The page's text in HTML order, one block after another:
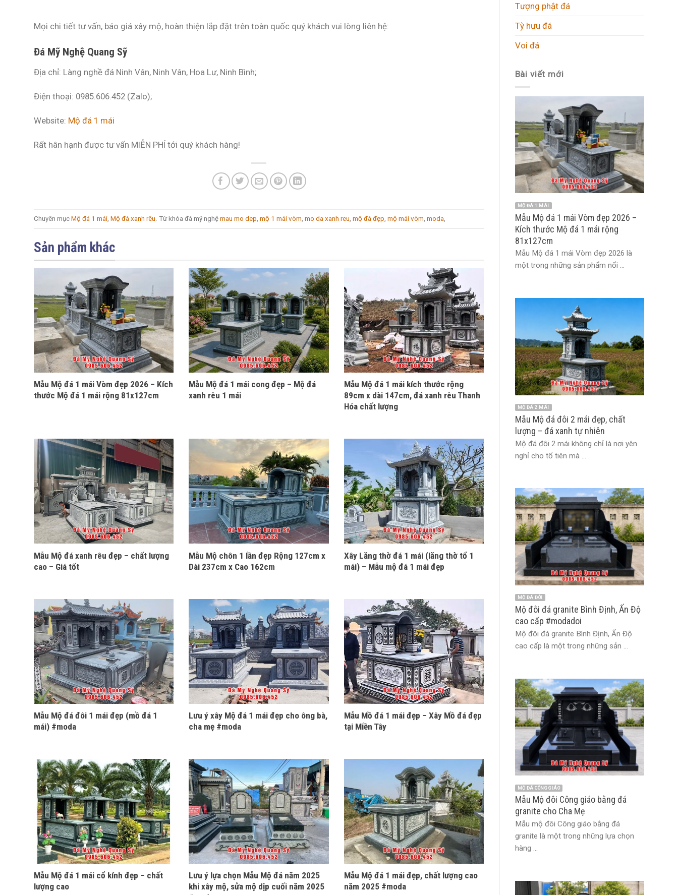
Mọi chi tiết tư vấn, báo giá xây mộ, hoàn thiện lắp đặt trên toàn quốc quý khách vui lòng liên hệ:
Đá Mỹ Nghệ Quang Sỹ
Địa chỉ: Làng nghề đá Ninh Vân, Ninh Vân, Hoa Lư, Ninh Bình;
Điện thoại: 0985.606.452 (Zalo);
Website: Mộ đá 1 mái
Rất hân hạnh được tư vấn MIỄN PHÍ tới quý khách hàng!
Chuyên mục Mộ đá 1 mái Mộ đá xanh rêu . Từ khóa đá mỹ nghệ mau mo dep mộ 1 mái vòm mo da xanh reu mộ đá đẹp mộ mái vòm moda
Sản phẩm khác
Mẫu Mộ đá 1 mái Vòm đẹp 2026 – Kích
thước Mộ đá 1 mái rộng 81x127cm
Mẫu Mộ đá 1 mái cong đẹp – Mộ đá
xanh rêu 1 mái
Mẫu Mộ đá 1 mái kích thước rộng
89cm x dài 147cm, đá xanh rêu Thanh
Hóa chất lượng
Mẫu Mộ đá xanh rêu đẹp – chất lượng
cao – Giá tốt
Mẫu Mộ chôn 1 lần đẹp Rộng 127cm x
Dài 237cm x Cao 162cm
Xây Lăng thờ đá 1 mái (lăng thờ tổ 1
mái) – Mẫu mộ đá 1 mái đẹp
Mẫu Mộ đá đôi 1 mái đẹp (mồ đá 1
mái) #moda
Lưu ý xây Mộ đá 1 mái đẹp cho ông bà,
cha mẹ #moda
Mẫu Mồ đá 1 mái đẹp – Xây Mồ đá đẹp
tại Miền Tây
Mẫu Mộ đá 1 mái cổ kính đẹp – chất
lượng cao
Lưu ý lựa chọn Mẫu Mộ đá năm 2025
khi xây mộ, sửa mộ dịp cuối năm 2025
Mẫu Mộ đá 1 mái đẹp, chất lượng cao
năm 2025 #moda
Tượng phật đá
Tỳ hưu đá
Voi đá
Bài viết mới
MỘ ĐÁ 1 MÁI
Mẫu Mộ đá 1 mái Vòm đẹp 2026 –
Kích thước Mộ đá 1 mái rộng
81x127cm
Mẫu Mộ đá 1 mái Vòm đẹp 2026 là
một trong những sản phẩm nổi ...
MỘ ĐÁ 2 MÁI
Mẫu Mộ đá đôi 2 mái đẹp, chất
lượng – đá xanh tự nhiên
Mộ đá đôi 2 mái không chỉ là nơi yên
nghỉ cho tổ tiên mà ...
MỘ ĐÁ ĐÔI
Mộ đôi đá granite Bình Định, Ấn Độ
cao cấp #modadoi
Mộ đôi đá granite Bình Định, Ấn Độ
cao cấp là một trong những sản ...
MỘ ĐÁ CÔNG GIÁO
Mẫu Mộ đôi Công giáo bằng đá
granite cho Cha Mẹ
Mẫu mộ đôi Công giáo bằng đá
granite là một trong những lựa chọn
hàng ...